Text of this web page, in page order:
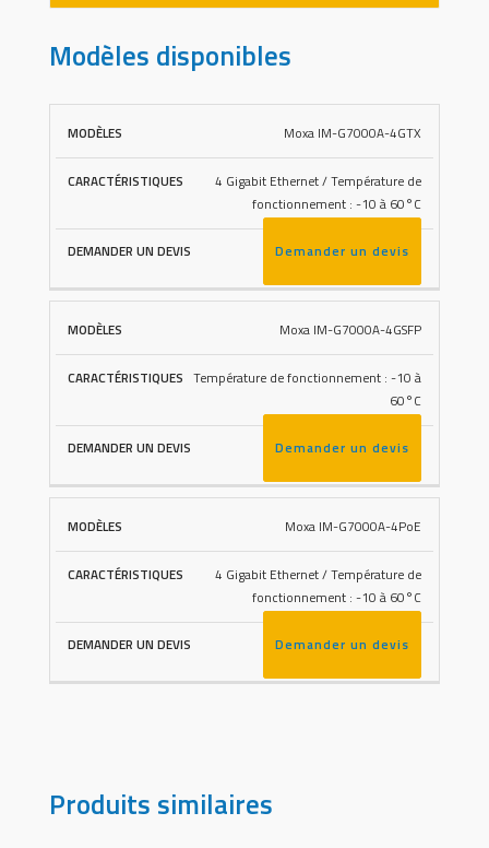
Modèles disponibles
DEMANDER
UN DEVIS
Moxa IM-G7000A-4GTX
4 Gigabit Ethernet / Température de
fonctionnement : -10 à 60°C
Demander un devis
Moxa IM-G7000A-4GSFP
Température de fonctionnement : -10 à
60°C
Demander un devis
Moxa IM-G7000A-4PoE
4 Gigabit Ethernet / Température de
fonctionnement : -10 à 60°C
Demander un devis
Produits similaires